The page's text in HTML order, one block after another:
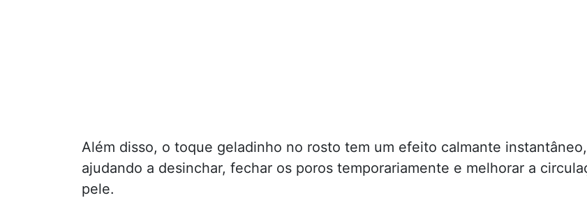
Além disso, o toque geladinho no rosto tem um efeito calmante instantâneo,
ajudando a desinchar, fechar os poros temporariamente e melhorar a
pele.